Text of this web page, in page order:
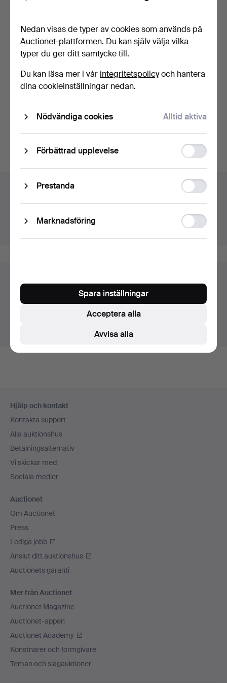
BLOCK, 3 st, 1900-talets
början.
90 USD
EMALJSKYLT "INDIAN
MOTORCYKLES
Bevaka sökning
Auktionsarkivet
Visa pågående auktioner istället.
Du ser nu bara föremål i Sverige. Vi har transporter till
fast pris för alla föremål.
Visa föremål utanför Sverige
Hjälp och kontakt
Kontakta support
Alla auktionshus
Betalningsalternativ
Vi skickar med
Sociala medier
Auctionet
Om Auctionet
Press
Lediga jobb
Anslut ditt auktionshus
Auctionets garanti
Mer från Auctionet
Auctionet Magazine
Auctionet-appen
Auctionet Academy
Konstnärer och formgivare
Teman och slagauktioner
Nedan visas de typer av cookies som används på
Auctionet-plattformen. Du kan själv välja vilka
typer du ger ditt samtycke till.
Du kan läsa mer i vår integritetspolicyoch hantera
dina cookieinställningar nedan.
Nödvändiga cookies Alltid aktiva
Förbättrad upplevelse
storage
Prestanda
storage
Marknadsföring
Ad
storage
Avvisa alla
Acceptera alla
Spara inställningar